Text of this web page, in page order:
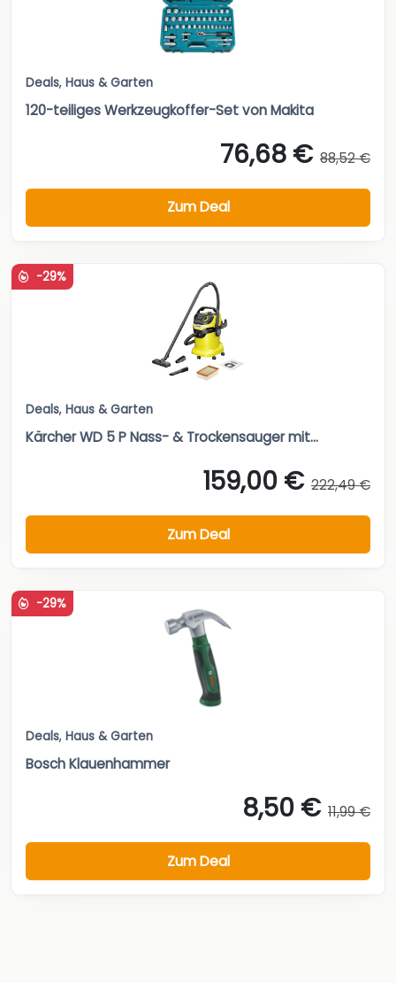
Deals, Haus & Garten
120-teiliges Werkzeugkoffer-Set von Makita
76,68 € 88,52 €
Zum Deal
-29%
Deals, Haus & Garten
Kärcher WD 5 P Nass- & Trockensauger mit...
159,00 € 222,49 €
Zum Deal
-29%
Deals, Haus & Garten
Bosch Klauenhammer
8,50 € 11,99 €
Zum Deal